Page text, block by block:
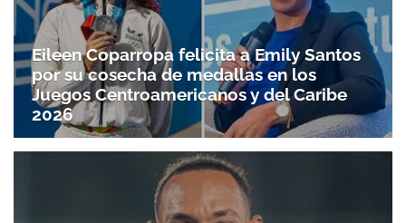
Eileen Coparropa felicita a Emily Santos
por su cosecha de medallas en los
Juegos Centroamericanos y del Caribe
2026